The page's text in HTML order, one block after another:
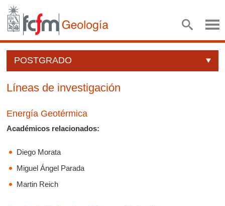
POSTGRADO
Líneas de investigación
Energía Geotérmica
Académicos relacionados:
Diego Morata
Miguel Ángel Parada
Martin Reich